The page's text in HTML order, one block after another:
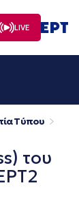
LIVE
Τύπου
του